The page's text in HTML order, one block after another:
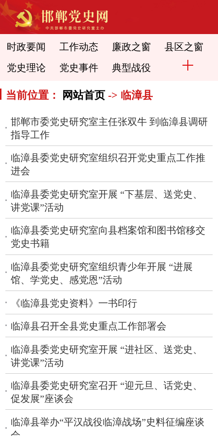
时政要闻 工作动态 廉政之窗 县区之窗
党史理论 党史事件 典型战役
当前位置： 网站首页 -> 临漳县
邯郸市委党史研究室主任张双牛 到临漳县调研
指导工作
临漳县委党史研究室组织召开党史重点工作推
进会
临漳县委党史研究室开展 “下基层、送党史、
讲党课”活动
临漳县委党史研究室向县档案馆和图书馆移交
党史书籍
临漳县委党史研究室组织青少年开展 “进展
馆、学党史、感党恩”活动
《临漳县党史资料》一书印行
临漳县召开全县党史重点工作部署会
临漳县委党史研究室开展 “进社区、送党史、
讲党课”活动
临漳县委党史研究室召开 “迎元旦、话党史、
促发展”座谈会
临漳县举办“平汉战役临漳战场”史料征编座谈